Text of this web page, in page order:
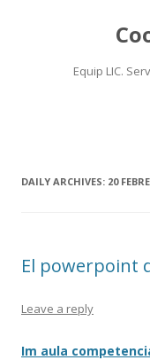
Equip LIC.
DAILY ARCHIVES: 20
El powerpoint
Leave a reply
Im aula